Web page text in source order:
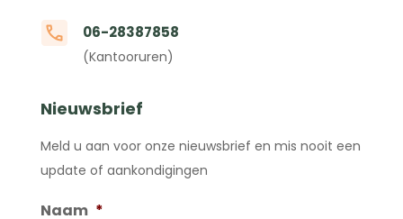
06-28387858
(Kantooruren)
Nieuwsbrief
Meld u aan voor onze nieuwsbrief en mis nooit een
update of aankondigingen
Naam *